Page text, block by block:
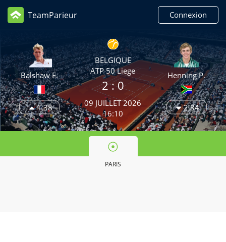
TeamParieur Connexion
Balshaw F.
1,38
BELGIQUE
ATP 50 Liege
2: 0
09 JUILLET 2026
16:10
Henning P.
2,84
PARIS